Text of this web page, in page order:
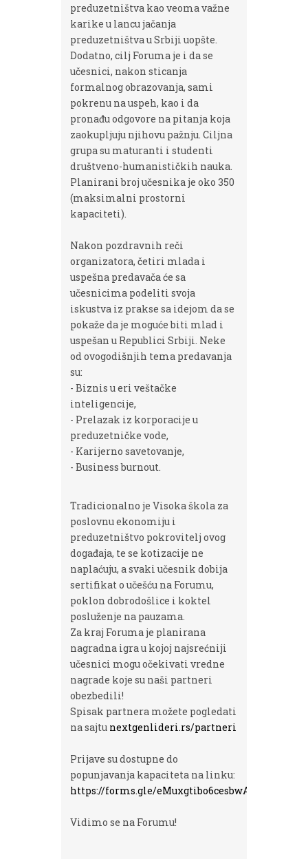
preduzetništva kao veoma važne
karike u lancu jačanja
preduzetništva u Srbiji uopšte.
Dodatno, cilj Foruma je i da se
učesnici, nakon sticanja
formalnog obrazovanja, sami
pokrenu na uspeh, kao i da
pronađu odgovore na pitanja koja
zaokupljuju njihovu pažnju. Ciljna
grupa su maturanti i studenti
društveno-humanističkih nauka.
Planirani broj učesnika je oko 350
(maksimalni prostorni
kapaciteti).
Nakon pozdravnih reči
organizatora, četiri mlada i
uspešna predavača će sa
učesnicima podeliti svoja
iskustva iz prakse sa idejom da se
pokaže da je moguće biti mlad i
uspešan u Republici Srbiji. Neke
od ovogodišnjih tema predavanja
su:
- Biznis u eri veštačke
inteligencije,
- Prelazak iz korporacije u
preduzetničke vode,
- Karijerno savetovanje,
- Business burnout.
Tradicionalno je Visoka škola za
poslovnu ekonomiju i
preduzetništvo pokrovitelj ovog
događaja, te se kotizacije ne
naplaćuju, a svaki učesnik dobija
sertifikat o učešću na Forumu,
poklon dobrodošlice i koktel
posluženje na pauzama.
Za kraj Foruma je planirana
nagradna igra u kojoj najsrećniji
učesnici mogu očekivati vredne
nagrade koje su naši partneri
obezbedili!
Spisak partnera možete pogledati
na sajtu nextgenlideri.rs/partneri
Prijave su dostupne do
popunjavanja kapaciteta na linku:
https://forms.gle/eMuxgtibo6cesbwAA
Vidimo se na Forumu!